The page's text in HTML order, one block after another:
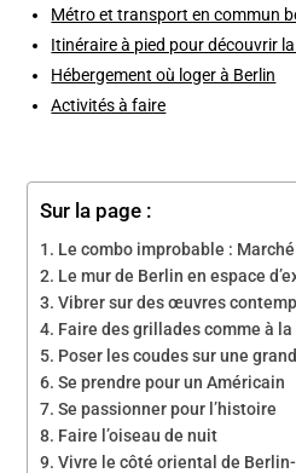
Métro et transport en commun
Itinéraire à pied pour découvrir
Hébergement où loger à Berlin
Activités à faire
Sur la page :
Le combo improbable :
Le mur de Berlin en espace
Vibrer sur des œuvres
Faire des grillades comme à la
Poser les coudes sur une
Se prendre pour un Américain
Se passionner pour l’histoire
Faire l’oiseau de nuit
Vivre le côté oriental de